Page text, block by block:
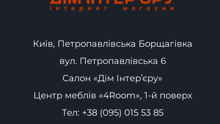
Київ, Петропавлівська Борщагівка
вул. Петропавлівська 6
Салон «Дім Інтер’єру»
Центр меблів «4Room», 1-й поверх
Тел: +38 (095) 015 53 85